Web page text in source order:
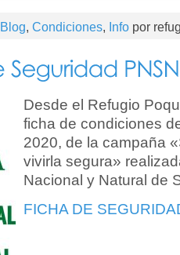
Blog, Condiciones, Info por
Desde el Refugio
ficha de condiciones
2020, de la campaña
vivirla segura»
Nacional y Natural de
FICHA DE